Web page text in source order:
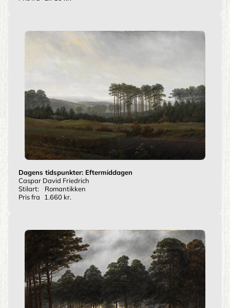
Dagens tidspunkter: Eftermiddagen
Caspar David Friedrich
Stilart:
Romantikken
Pris fra
1.660 kr.